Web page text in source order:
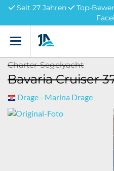
Seit 27 Jahren
Top-
Menü
Charter-Segelyacht
Bavaria Cruiser
Drage - Marina Drage